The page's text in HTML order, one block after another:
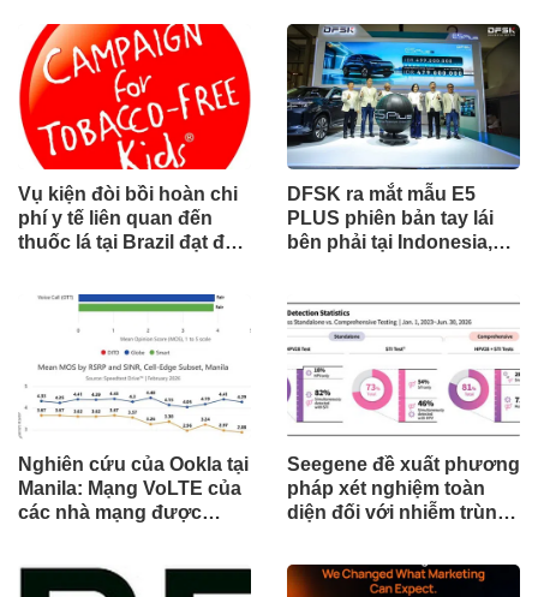
công nghiệp
Vụ kiện đòi bồi hoàn chi
phí y tế liên quan đến
thuốc lá tại Brazil đạt đến
tòa án chuẩn bị ra phán
DFSK ra mắt mẫu E5
PLUS phiên bản tay lái
bên phải tại Indonesia,
toàn cầu
Nghiên cứu của Ookla tại
Manila: Mạng VoLTE của
các nhà mạng được
về chất lượng và độ tin
Seegene đề xuất phương
pháp xét nghiệm toàn
diện đối với nhiễm trùng
qua Nghiên cứu lâm
sàng một triệu ca toàn